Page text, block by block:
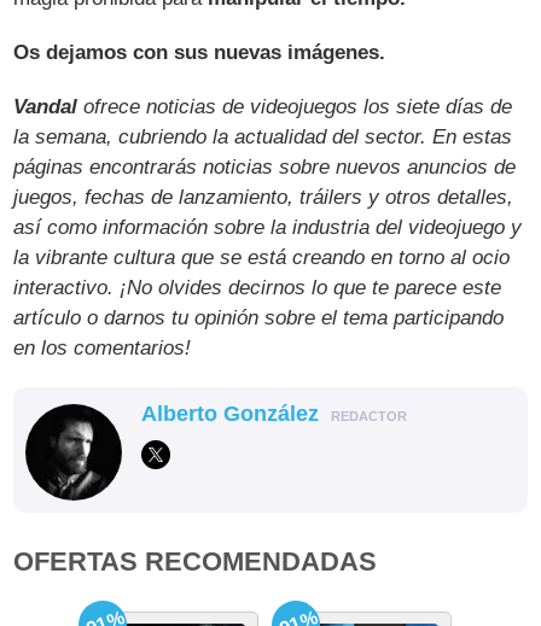
Os dejamos con sus nuevas imágenes.
Vandal ofrece noticias de videojuegos los siete días de
la semana, cubriendo la actualidad del sector. En estas
páginas encontrarás noticias sobre nuevos anuncios de
juegos, fechas de lanzamiento, tráilers y otros detalles,
así como información sobre la industria del videojuego y
la vibrante cultura que se está creando en torno al ocio
interactivo. ¡No olvides decirnos lo que te parece este
artículo o darnos tu opinión sobre el tema participando
en los comentarios!
Alberto González REDACTOR
OFERTAS RECOMENDADAS